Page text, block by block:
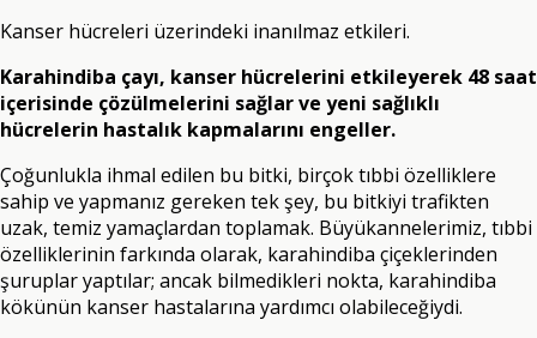
Kanser hücreleri üzerindeki inanılmaz etkileri.
Karahindiba çayı, kanser hücrelerini etkileyerek 48 saat
içerisinde çözülmelerini sağlar ve yeni sağlıklı
hücrelerin hastalık kapmalarını engeller.
Çoğunlukla ihmal edilen bu bitki, birçok tıbbi özelliklere
sahip ve yapmanız gereken tek şey, bu bitkiyi trafikten
uzak, temiz yamaçlardan toplamak. Büyükannelerimiz, tıbbi
özelliklerinin farkında olarak, karahindiba çiçeklerinden
şuruplar yaptılar; ancak bilmedikleri nokta, karahindiba
kökünün kanser hastalarına yardımcı olabileceğiydi.